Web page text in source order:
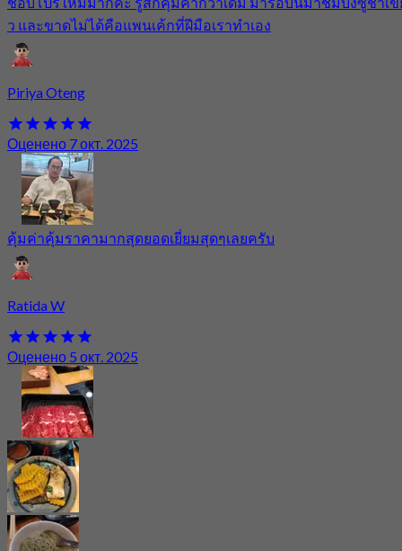
ว​ และขาดไม่ได้คือแพนเค้กที่ฝีมือเราทำเอง
Piriya Oteng
Оценено 7 окт. 2025
คุ้มค่าคุ้มราคามากสุดยอดเยี่ยมสุดๆเลยครับ
Ratida W
Оценено 5 окт. 2025